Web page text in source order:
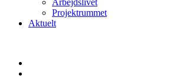
Arbejdslivet
Projektrummet
Aktuelt